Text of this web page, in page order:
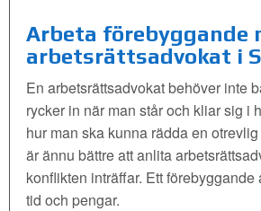
Arbeta förebyggande
arbetsrättsadvokat i
En arbetsrättsadvokat behöver inte
rycker in när man står och kliar sig i
hur man ska kunna rädda en
är ännu bättre att anlita
konflikten inträffar. Ett
tid och pengar.